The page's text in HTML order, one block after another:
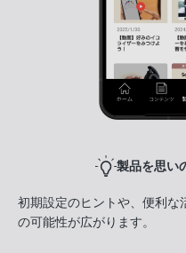
製品を思い
初期設定のヒントや、便利な
の可能性が広がります。